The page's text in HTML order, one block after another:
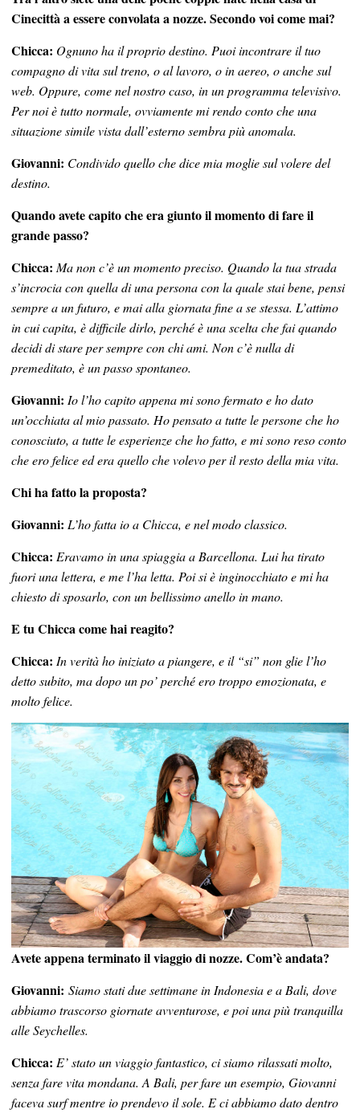
Cinecittà a essere convolata a nozze. Secondo voi come mai?
Chicca: Ognuno ha il proprio destino. Puoi incontrare il tuo
compagno di vita sul treno, o al lavoro, o in aereo, o anche sul
web. Oppure, come nel nostro caso, in un programma televisivo.
Per noi è tutto normale, ovviamente mi rendo conto che una
situazione simile vista dall’esterno sembra più anomala.
Giovanni: Condivido quello che dice mia moglie sul volere del
destino.
Quando avete capito che era giunto il momento di fare il
grande passo?
Chicca: Ma non c’è un momento preciso. Quando la tua strada
s’incrocia con quella di una persona con la quale stai bene, pensi
sempre a un futuro, e mai alla giornata fine a se stessa. L’attimo
in cui capita, è difficile dirlo, perché è una scelta che fai quando
decidi di stare per sempre con chi ami. Non c’è nulla di
premeditato, è un passo spontaneo.
Giovanni: Io l’ho capito appena mi sono fermato e ho dato
un’occhiata al mio passato. Ho pensato a tutte le persone che ho
conosciuto, a tutte le esperienze che ho fatto, e mi sono reso conto
che ero felice ed era quello che volevo per il resto della mia vita.
Chi ha fatto la proposta?
Giovanni: L’ho fatta io a Chicca, e nel modo classico.
Chicca: Eravamo in una spiaggia a Barcellona. Lui ha tirato
fuori una lettera, e me l’ha letta. Poi si è inginocchiato e mi ha
chiesto di sposarlo, con un bellissimo anello in mano.
E tu Chicca come hai reagito?
Chicca: In verità ho iniziato a piangere, e il “si” non glie l’ho
detto subito, ma dopo un po’ perché ero troppo emozionata, e
molto felice.
Avete appena terminato il viaggio di nozze. Com’è andata?
Giovanni: Siamo stati due settimane in Indonesia e a Bali, dove
abbiamo trascorso giornate avventurose, e poi una più tranquilla
alle Seychelles.
Chicca: E’ stato un viaggio fantastico, ci siamo rilassati molto,
senza fare vita mondana. A Bali, per fare un esempio, Giovanni
faceva surf mentre io prendevo il sole. E ci abbiamo dato dentro